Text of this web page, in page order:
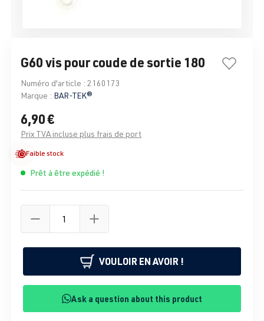
G60 vis pour coude de sortie 180
Numéro d'article : 2160173
Marque : BAR-TEK®
6,90 €
Prix TVA incluse plus frais de port
Faible stock
Prêt à être expédié !
VOULOIR EN AVOIR !
Ask a question about this product